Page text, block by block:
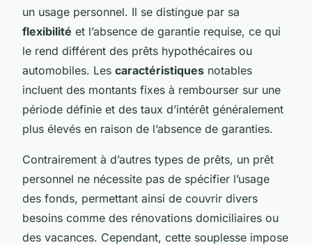
un usage personnel. Il se distingue par sa
flexibilité et l’absence de garantie requise, ce qui
le rend différent des prêts hypothécaires ou
automobiles. Les caractéristiques notables
incluent des montants fixes à rembourser sur une
période définie et des taux d’intérêt généralement
plus élevés en raison de l’absence de garanties.
Contrairement à d’autres types de prêts, un prêt
personnel ne nécessite pas de spécifier l’usage
des fonds, permettant ainsi de couvrir divers
besoins comme des rénovations domiciliaires ou
des vacances. Cependant, cette souplesse impose